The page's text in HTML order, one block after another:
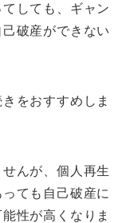
しても、ギャン
破産ができない
をおすすめしま
んが、個人再生
ても自己破産に
性が高くなりま